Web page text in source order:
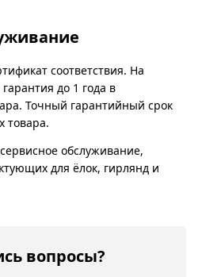
соответствия. На
до 1 года в
Точный гарантийный срок
товара.
обслуживание,
для ёлок, гирлянд и
вопросы?